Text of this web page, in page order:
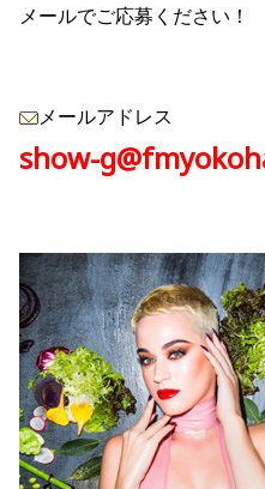
メールでご応募ください！
メールアドレス
show-